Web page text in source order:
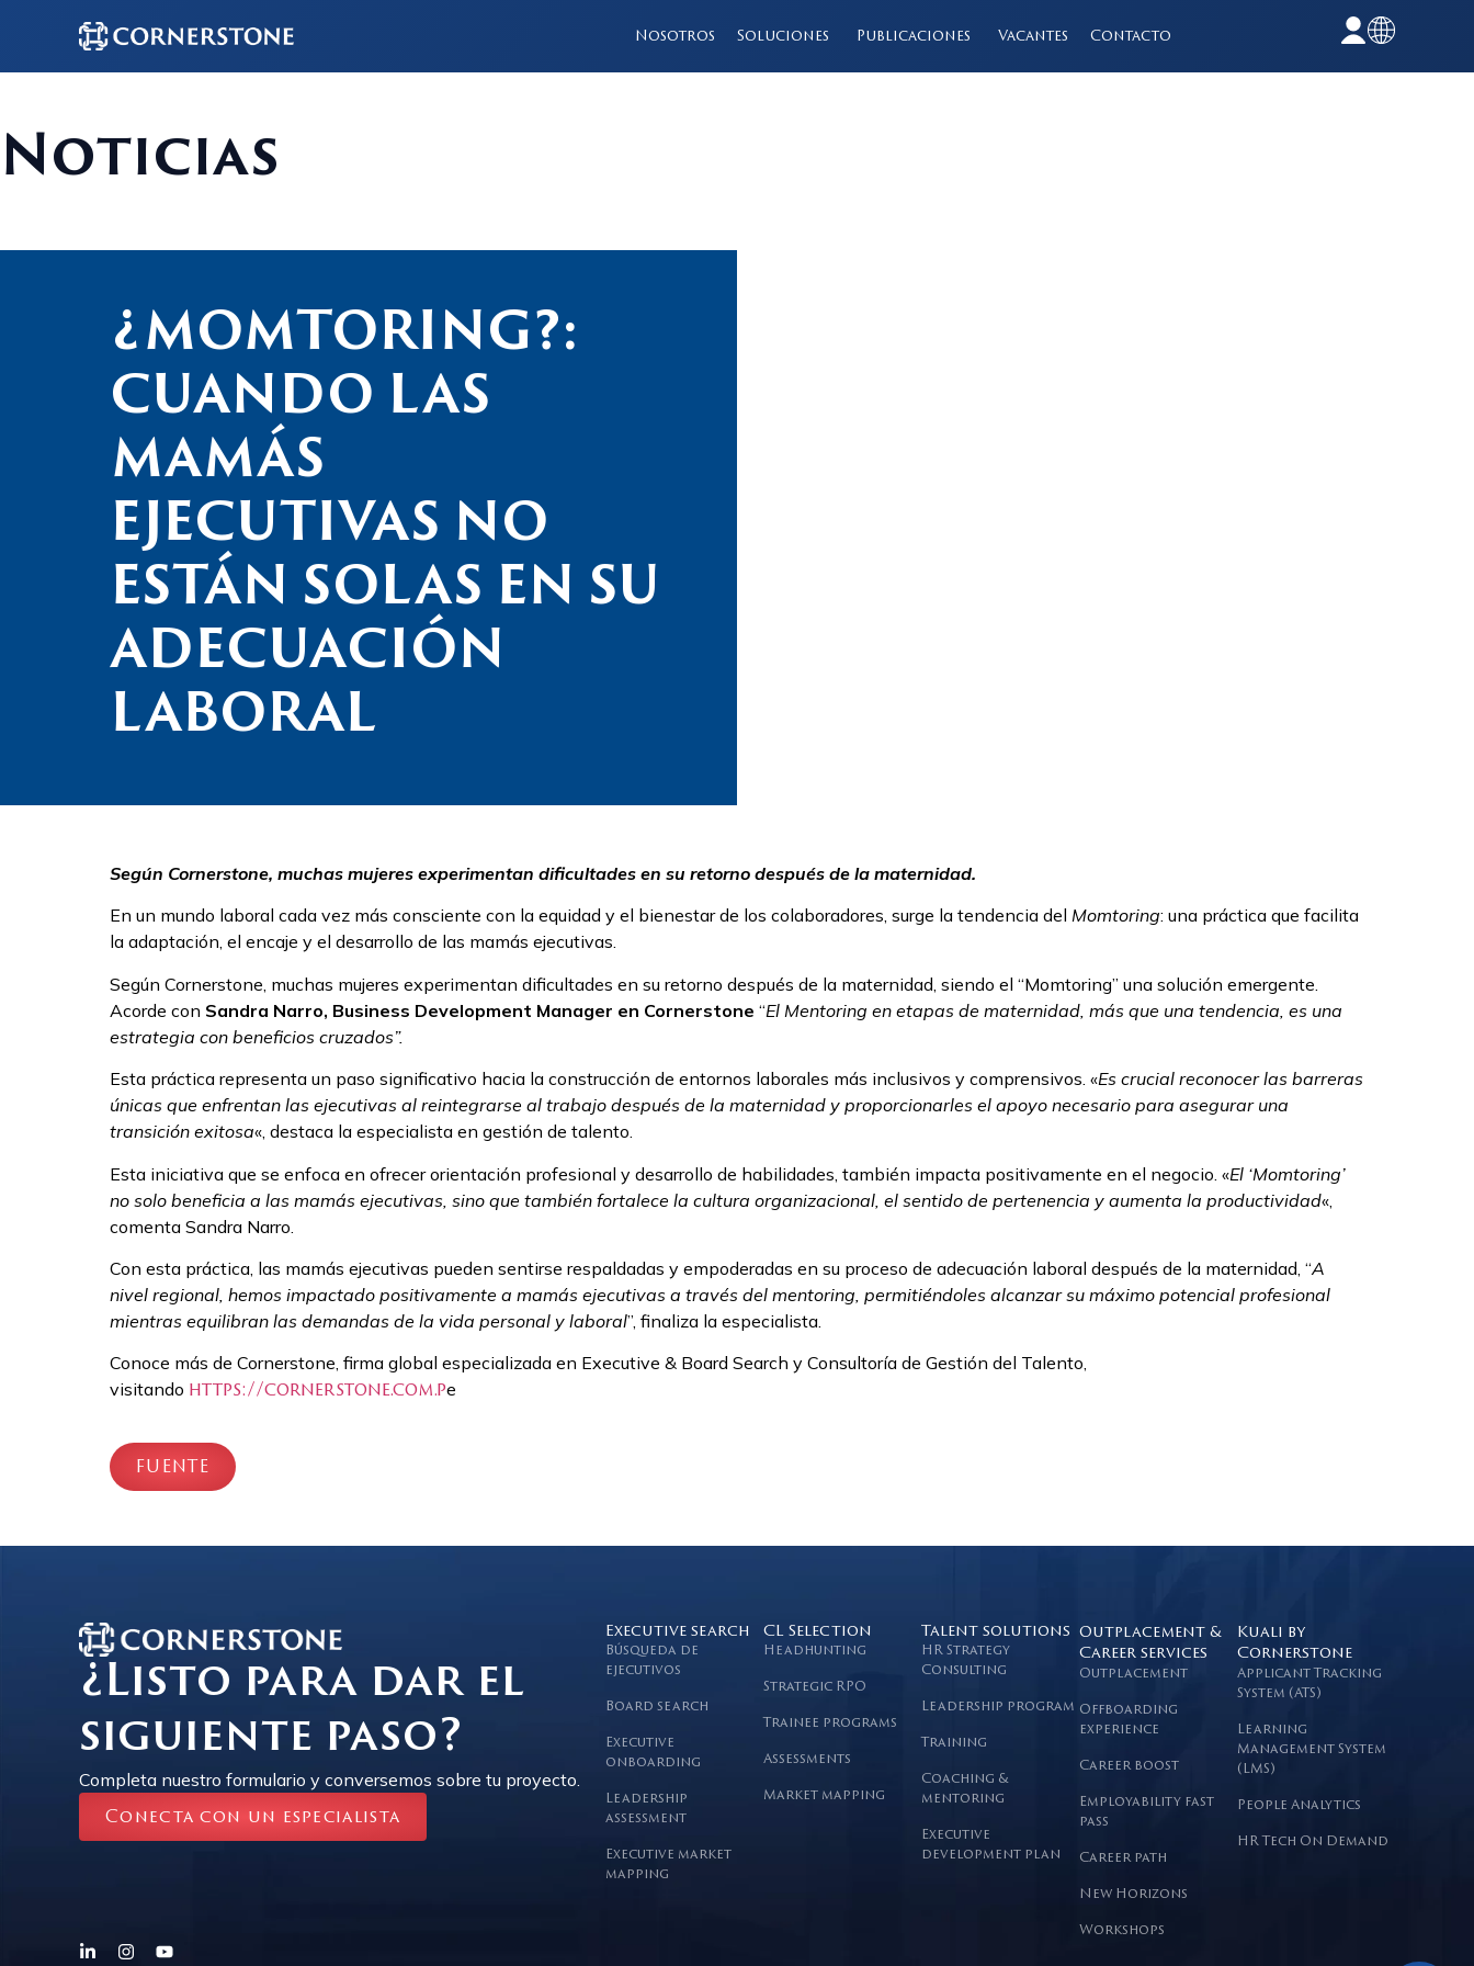
Nosotros Soluciones Publicaciones Vacantes Contacto
Noticias
¿MOMTORING?:
CUANDO LAS
MAMÁS
EJECUTIVAS NO
ESTÁN SOLAS EN SU
ADECUACIÓN
LABORAL
Según Cornerstone, muchas mujeres experimentan dificultades en su retorno después de la maternidad.
En un mundo laboral cada vez más consciente con la equidad y el bienestar de los colaboradores, surge la tendencia del Momtoring: una práctica que facilita
la adaptación, el encaje y el desarrollo de las mamás ejecutivas.
Según Cornerstone, muchas mujeres experimentan dificultades en su retorno después de la maternidad, siendo el “Momtoring” una solución emergente.
Acorde con Sandra Narro, Business Development Manager en Cornerstone “El Mentoring en etapas de maternidad, más que una tendencia, es una
estrategia con beneficios cruzados”.
Esta práctica representa un paso significativo hacia la construcción de entornos laborales más inclusivos y comprensivos. «Es crucial reconocer las barreras
únicas que enfrentan las ejecutivas al reintegrarse al trabajo después de la maternidad y proporcionarles el apoyo necesario para asegurar una
transición exitosa«, destaca la especialista en gestión de talento.
Esta iniciativa que se enfoca en ofrecer orientación profesional y desarrollo de habilidades, también impacta positivamente en el negocio. «El ‘Momtoring’
no solo beneficia a las mamás ejecutivas, sino que también fortalece la cultura organizacional, el sentido de pertenencia y aumenta la productividad«,
comenta Sandra Narro.
Con esta práctica, las mamás ejecutivas pueden sentirse respaldadas y empoderadas en su proceso de adecuación laboral después de la maternidad, “A
nivel regional, hemos impactado positivamente a mamás ejecutivas a través del mentoring, permitiéndoles alcanzar su máximo potencial profesional
mientras equilibran las demandas de la vida personal y laboral”, finaliza la especialista.
Conoce más de Cornerstone, firma global especializada en Executive & Board Search y Consultoría de Gestión del Talento,
visitando https://cornerstone.com.pe
FUENTE
¿Listo para dar el
siguiente paso?
Completa nuestro formulario y conversemos sobre tu proyecto.
Conecta con un especialista
Executive search
Búsqueda de
ejecutivos
Board search
Executive
onboarding
Leadership
assessment
Executive market
mapping
CL Selection
Headhunting
Strategic RPO
Trainee programs
Assessments
Market mapping
Talent solutions
HR Strategy
Consulting
Leadership program
Training
Coaching &
mentoring
Executive
development plan
Outplacement &
Career services
Outplacement
Offboarding
experience
Career boost
Employability fast
pass
Career path
New Horizons
Workshops
Kuali by
Cornerstone
Applicant Tracking
System (ATS)
Learning
Management System
(LMS)
People Analytics
HR Tech On Demand